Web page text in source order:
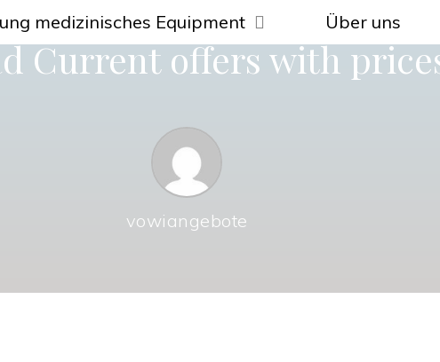
medizinisches Equipment Über uns
Current offers with
vowiangebote